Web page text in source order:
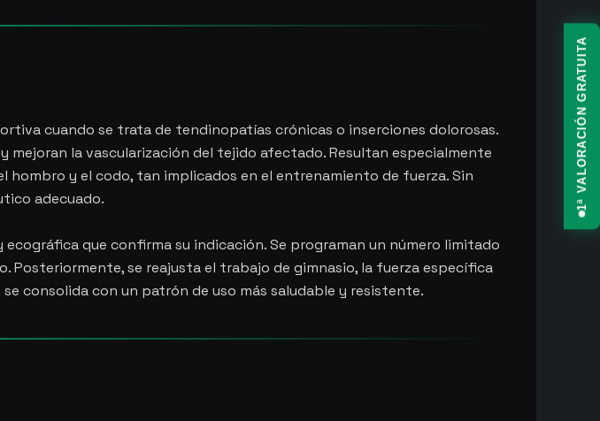
1ª VALORACIÓN GRATUITA
cuando se trata de tendinopatías crónicas o inserciones dolorosas.
la vascularización del tejido afectado. Resultan especialmente
y el codo, tan implicados en el entrenamiento de fuerza. Sin
adecuado.
que confirma su indicación. Se programan un número limitado
Posteriormente, se reajusta el trabajo de gimnasio, la fuerza específica
consolida con un patrón de uso más saludable y resistente.